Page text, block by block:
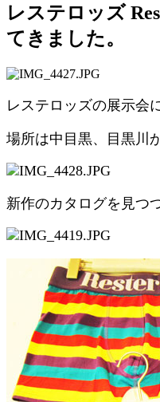
レステロッズ
てきました。
レステロッズの展示会
場所は中目黒、目黒川
新作のカタログを見つ